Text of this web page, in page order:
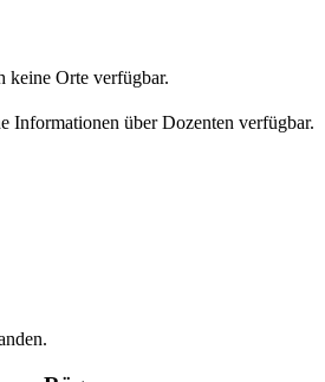
keine Orte verfügbar.
Informationen über Dozenten verfügbar.